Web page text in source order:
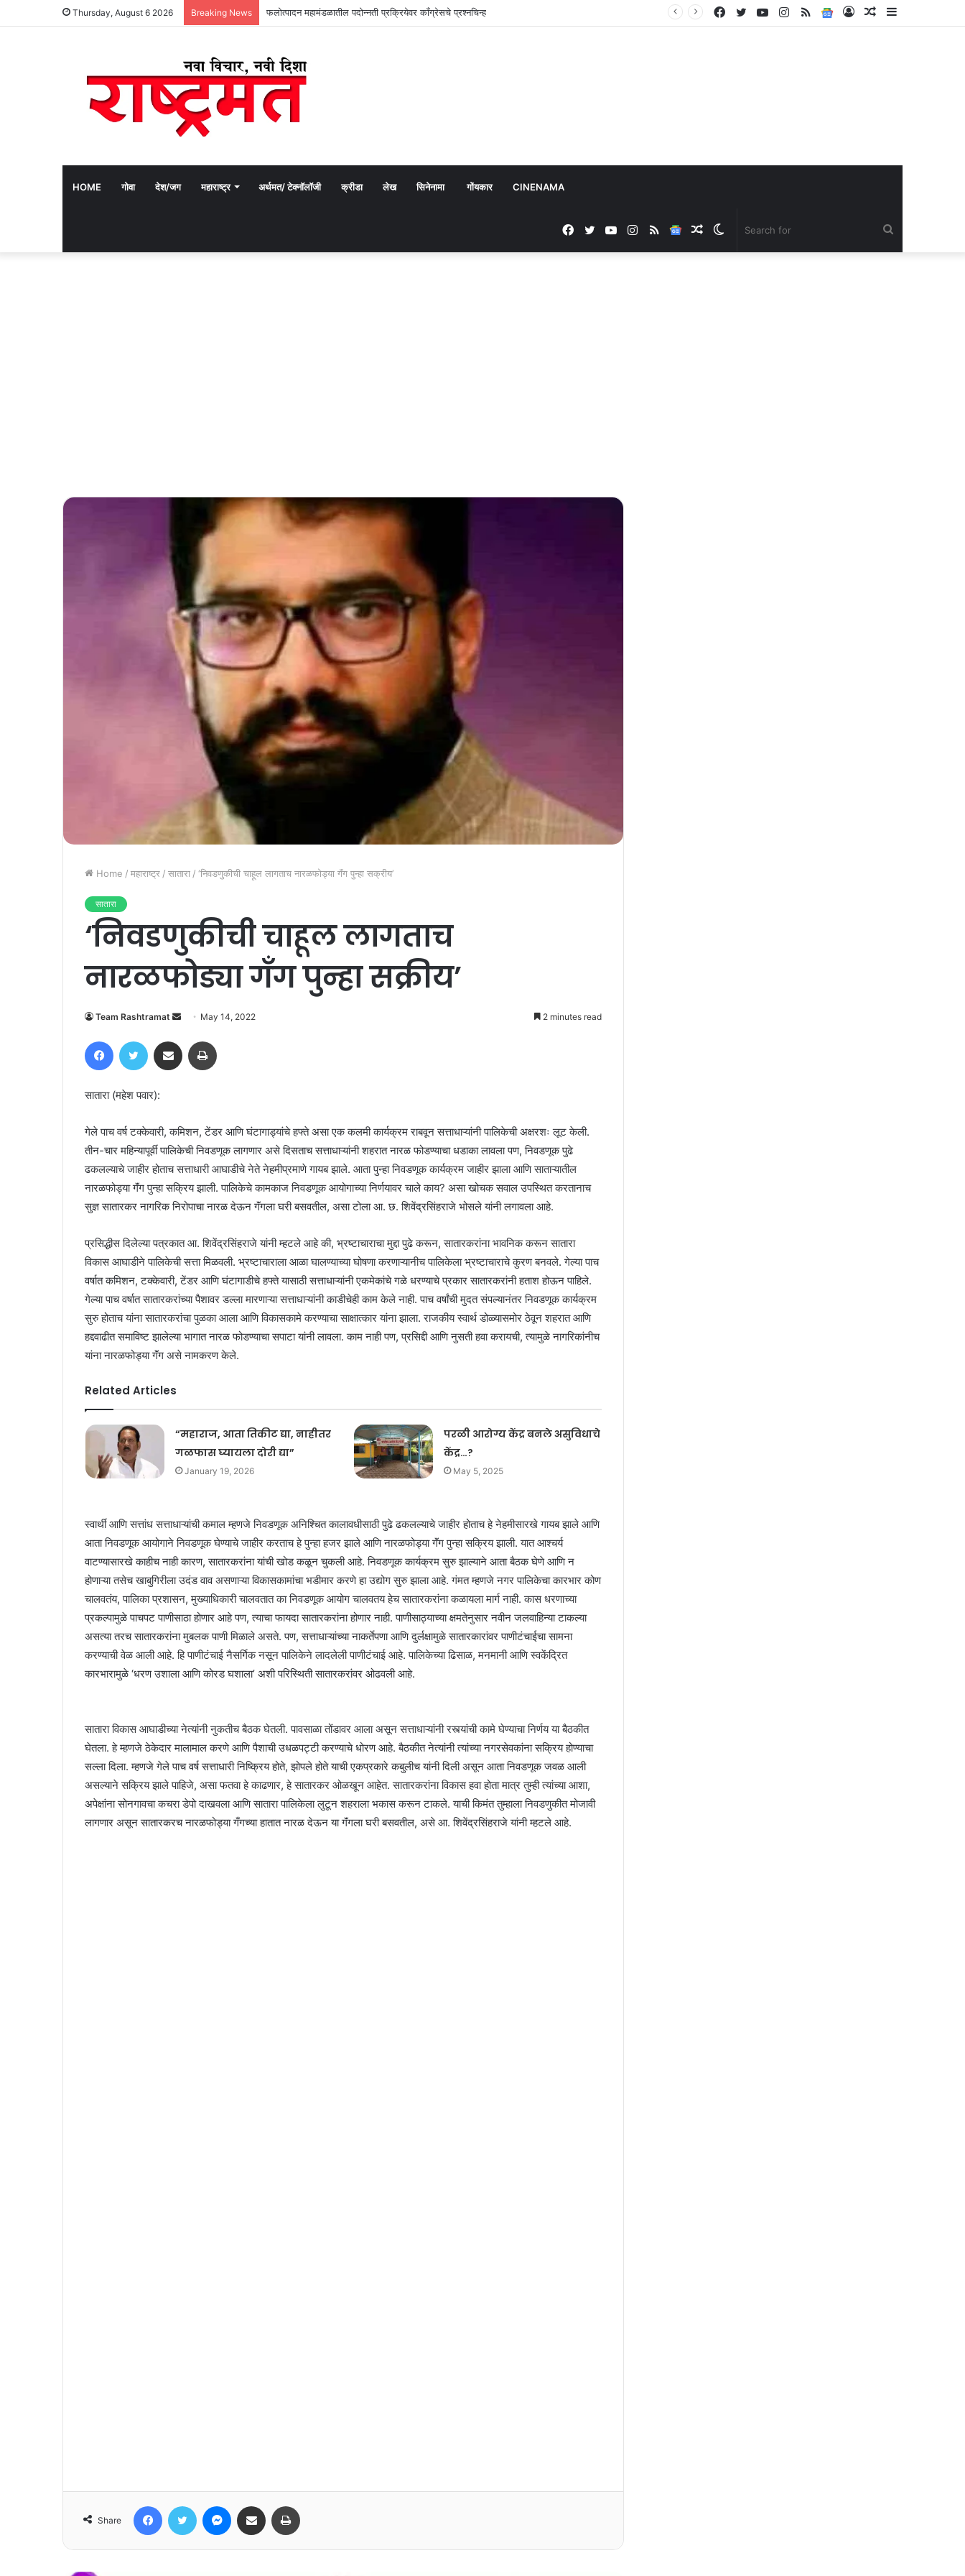
Thursday, August 6 2026 Breaking News फलोत्पादन महामंडळातील पदोन्नती प्रक्रियेवर काँग्रेसचे प्रश्नचिन्ह Sidebar
Random
Log
Google
RSS
Instagram
YouTube
Twitter
Facebook
HOME गोवा देश/जग महाराष्ट्र अर्थमत/ टेक्नॉलॉजी क्रीडा लेख सिनेनामा गोंयकार CINENAMA
Switch
Random
Google
RSS
Instagram
YouTube
Twitter
Facebook
Home / महाराष्ट्र / सातारा / ‘निवडणुकीची चाहूल लागताच नारळफोड्या गॅंग पुन्हा सक्रीय’
सातारा
‘निवडणुकीची चाहूल लागताच
नारळफोड्या गॅंग पुन्हा सक्रीय’
Team Rashtramat
Send
email
May 14, 2022 2 minutes read
FacebookTwitter Share via Email
सातारा (महेश पवार):
गेले पाच वर्ष टक्केवारी, कमिशन, टेंडर आणि घंटागाड्यांचे हफ्ते असा एक कलमी कार्यक्रम राबवून सत्ताधाऱ्यांनी पालिकेची अक्षरशः लूट केली.
तीन-चार महिन्यापूर्वी पालिकेची निवडणूक लागणार असे दिसताच सत्ताधाऱ्यांनी शहरात नारळ फोडण्याचा धडाका लावला पण, निवडणूक पुढे
ढकलल्याचे जाहीर होताच सत्ताधारी आघाडीचे नेते नेहमीप्रमाणे गायब झाले. आता पुन्हा निवडणूक कार्यक्रम जाहीर झाला आणि साताऱ्यातील
नारळफोड्या गॅंग पुन्हा सक्रिय झाली. पालिकेचे कामकाज निवडणूक आयोगाच्या निर्णयावर चाले काय? असा खोचक सवाल उपस्थित करतानाच
सुज्ञ सातारकर नागरिक निरोपाचा नारळ देऊन गॅंगला घरी बसवतील, असा टोला आ. छ. शिवेंद्रसिंहराजे भोसले यांनी लगावला आहे.
प्रसिद्धीस दिलेल्या पत्रकात आ. शिवेंद्रसिंहराजे यांनी म्हटले आहे की, भ्रष्टाचाराचा मुद्दा पुढे करून, सातारकरांना भावनिक करून सातारा
विकास आघाडीने पालिकेची सत्ता मिळवली. भ्रष्टाचाराला आळा घालण्याच्या घोषणा करणाऱ्यानीच पालिकेला भ्रष्टाचाराचे कुरण बनवले. गेल्या पाच
वर्षात कमिशन, टक्केवारी, टेंडर आणि घंटागाडीचे हफ्ते यासाठी सत्ताधाऱ्यांनी एकमेकांचे गळे धरण्याचे प्रकार सातारकरांनी हताश होऊन पाहिले.
गेल्या पाच वर्षात सातारकरांच्या पैशावर डल्ला मारणाऱ्या सत्ताधाऱ्यांनी काडीचेही काम केले नाही. पाच वर्षांची मुदत संपल्यानंतर निवडणूक कार्यक्रम
सुरु होताच यांना सातारकरांचा पुळका आला आणि विकासकामे करण्याचा साक्षात्कार यांना झाला. राजकीय स्वार्थ डोळ्यासमोर ठेवून शहरात आणि
हद्दवाढीत समाविष्ट झालेल्या भागात नारळ फोडण्याचा सपाटा यांनी लावला. काम नाही पण, प्रसिद्दी आणि नुसती हवा करायची, त्यामुळे नागरिकांनीच
यांना नारळफोड्या गॅंग असे नामकरण केले.
Related Articles
“महाराज, आता तिकीट द्या, नाहीतर
गळफास घ्यायला दोरी द्या”
January 19, 2026
परळी आरोग्य केंद्र बनले असुविधाचे
केंद्र…?
May 5, 2025
स्वार्थी आणि सत्तांध सत्ताधाऱ्यांची कमाल म्हणजे निवडणूक अनिश्चित कालावधीसाठी पुढे ढकलल्याचे जाहीर होताच हे नेहमीसारखे गायब झाले आणि
आता निवडणूक आयोगाने निवडणूक घेण्याचे जाहीर करताच हे पुन्हा हजर झाले आणि नारळफोड्या गॅंग पुन्हा सक्रिय झाली. यात आश्चर्य
वाटण्यासारखे काहीच नाही कारण, सातारकरांना यांची खोड कळून चुकली आहे. निवडणूक कार्यक्रम सुरु झाल्याने आता बैठक घेणे आणि न
होणाऱ्या तसेच खाबुगिरीला उदंड वाव असणाऱ्या विकासकामांचा भडीमार करणे हा उद्योग सुरु झाला आहे. गंमत म्हणजे नगर पालिकेचा कारभार कोण
चालवतंय, पालिका प्रशासन, मुख्याधिकारी चालवतात का निवडणूक आयोग चालवतय हेच सातारकरांना कळायला मार्ग नाही. कास धरणाच्या
प्रकल्पामुळे पाचपट पाणीसाठा होणार आहे पण, त्याचा फायदा सातारकरांना होणार नाही. पाणीसाठ्याच्या क्षमतेनुसार नवीन जलवाहिन्या टाकल्या
असत्या तरच सातारकरांना मुबलक पाणी मिळाले असते. पण, सत्ताधाऱ्यांच्या नाकर्तेपणा आणि दुर्लक्षामुळे सातारकारांवर पाणीटंचाईचा सामना
करण्याची वेळ आली आहे. हि पाणीटंचाई नैसर्गिक नसून पालिकेने लादलेली पाणीटंचाई आहे. पालिकेच्या ढिसाळ, मनमानी आणि स्वकेंद्रित
कारभारामुळे ‘धरण उशाला आणि कोरड घशाला’ अशी परिस्थिती सातारकरांवर ओढवली आहे.
सातारा विकास आघाडीच्या नेत्यांनी नुकतीच बैठक घेतली. पावसाळा तोंडावर आला असून सत्ताधाऱ्यांनी रस्त्यांची कामे घेण्याचा निर्णय या बैठकीत
घेतला. हे म्हणजे ठेकेदार मालामाल करणे आणि पैशाची उधळपट्टी करण्याचे धोरण आहे. बैठकीत नेत्यांनी त्यांच्या नगरसेवकांना सक्रिय होण्याचा
सल्ला दिला. म्हणजे गेले पाच वर्ष सत्ताधारी निष्क्रिय होते, झोपले होते याची एकप्रकारे कबुलीच यांनी दिली असून आता निवडणूक जवळ आली
असल्याने सक्रिय झाले पाहिजे, असा फतवा हे काढणार, हे सातारकर ओळखून आहेत. सातारकरांना विकास हवा होता मात्र तुम्ही त्यांच्या आशा,
अपेक्षांना सोनगावचा कचरा डेपो दाखवला आणि सातारा पालिकेला लुटून शहराला भकास करून टाकले. याची किमंत तुम्हाला निवडणुकीत मोजावी
लागणार असून सातारकरच नारळफोड्या गँगच्या हातात नारळ देऊन या गॅंगला घरी बसवतील, असे आ. शिवेंद्रसिंहराजे यांनी म्हटले आहे.
Share
FacebookTwitter Messenger
Share via Email